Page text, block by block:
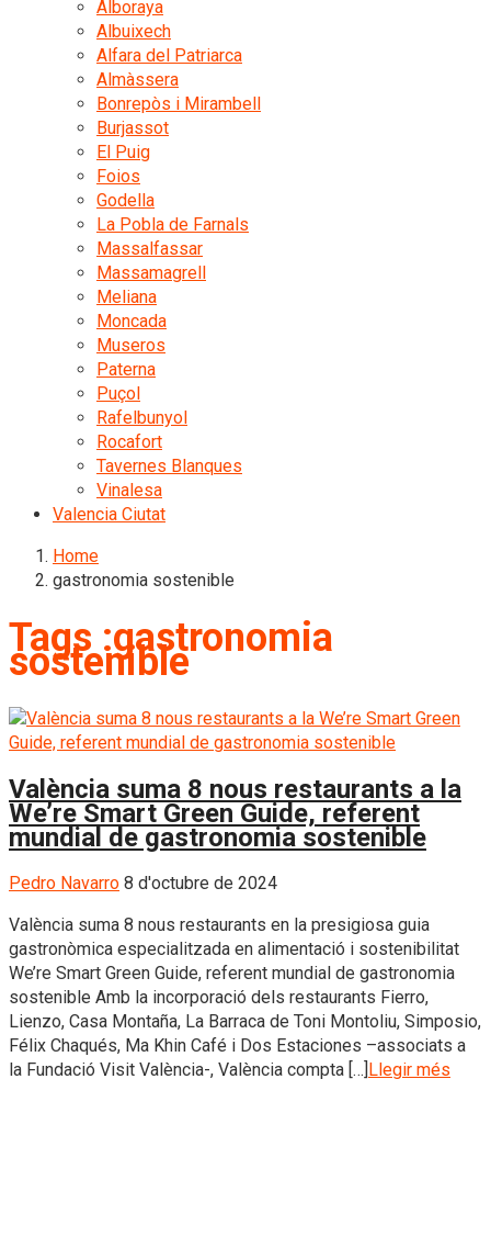
Alboraya
Albuixech
Alfara del Patriarca
Almàssera
Bonrepòs i Mirambell
Burjassot
El Puig
Foios
Godella
La Pobla de Farnals
Massalfassar
Massamagrell
Meliana
Moncada
Museros
Paterna
Puçol
Rafelbunyol
Rocafort
Tavernes Blanques
Vinalesa
Valencia Ciutat
Home
gastronomia sostenible
Tags :gastronomia
sostenible
València suma 8 nous restaurants a la
We’re Smart Green Guide, referent
mundial de gastronomia sostenible
Pedro Navarro 8 d'octubre de 2024
València suma 8 nous restaurants en la presigiosa guia
gastronòmica especialitzada en alimentació i sostenibilitat
We’re Smart Green Guide, referent mundial de gastronomia
sostenible Amb la incorporació dels restaurants Fierro,
Lienzo, Casa Montaña, La Barraca de Toni Montoliu, Simposio,
Félix Chaqués, Ma Khin Café i Dos Estaciones –associats a
la Fundació Visit València-, València compta […]Llegir més